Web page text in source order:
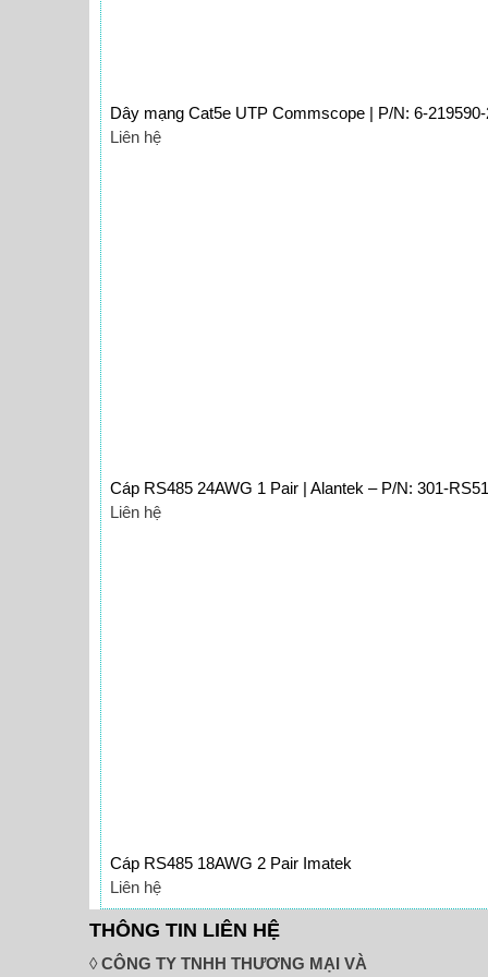
Dây mạng Cat5e UTP Commscope | P/N: 6-219590-
Liên hệ
Cáp RS485 24AWG 1 Pair | Alantek – P/N: 301-
Liên hệ
Cáp RS485 18AWG 2 Pair Imatek
Liên hệ
THÔNG TIN LIÊN HỆ
◊CÔNG TY TNHH THƯƠNG MẠI VÀ